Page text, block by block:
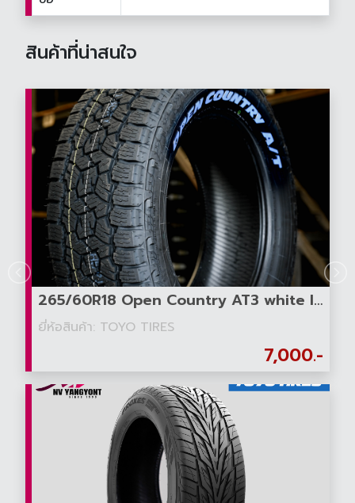
สินค้าที่น่าสนใจ
265/60R18 Open Country AT3 white letter
ยี่ห้อสินค้า: TOYO TIRES
7,000.-